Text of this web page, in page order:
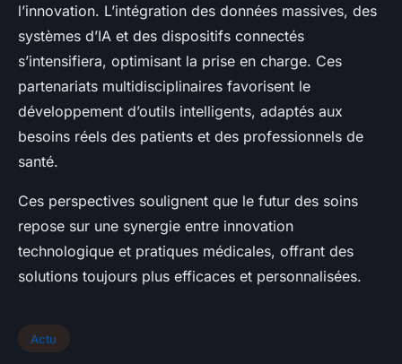
l’innovation. L’intégration des données massives, des
systèmes d’IA et des dispositifs connectés
s’intensifiera, optimisant la prise en charge. Ces
partenariats multidisciplinaires favorisent le
développement d’outils intelligents, adaptés aux
besoins réels des patients et des professionnels de
santé.
Ces perspectives soulignent que le futur des soins
repose sur une synergie entre innovation
technologique et pratiques médicales, offrant des
solutions toujours plus efficaces et personnalisées.
Actu